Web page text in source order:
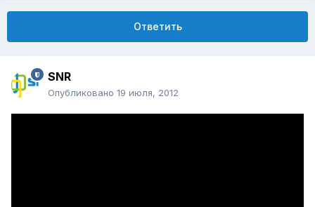
Ответить
SNR
Опубликовано 19 июля, 2012